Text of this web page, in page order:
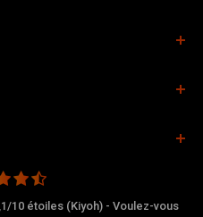
10 étoiles (Kiyoh) - Voulez-vous